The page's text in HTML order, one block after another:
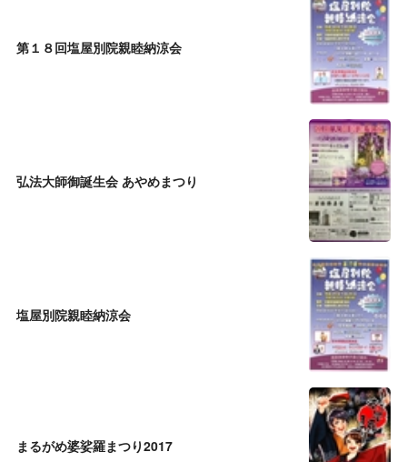
第１８回塩屋別院親睦納涼会
弘法大師御誕生会 あやめまつり
塩屋別院親睦納涼会
まるがめ婆娑羅まつり2017